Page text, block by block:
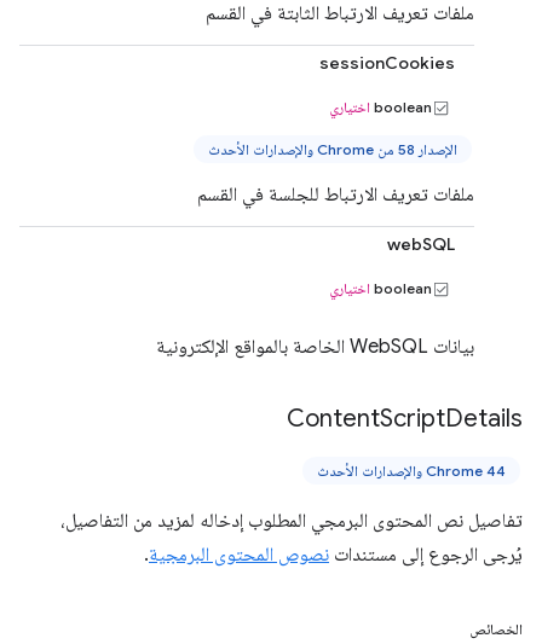
ملفات تعريف الارتباط الثابتة في القسم
sessionCookies
boolean اختياري
الإصدار 58 من Chrome والإصدارات الأحدث
ملفات تعريف الارتباط للجلسة في القسم
webSQL
boolean اختياري
بيانات WebSQL الخاصة بالمواقع الإلكترونية
ContentScriptDetails
Chrome 44 والإصدارات الأحدث
تفاصيل نص المحتوى البرمجي المطلوب إدخاله لمزيد من التفاصيل،
يُرجى الرجوع إلى مستندات نصوص المحتوى البرمجية.
الخصائص